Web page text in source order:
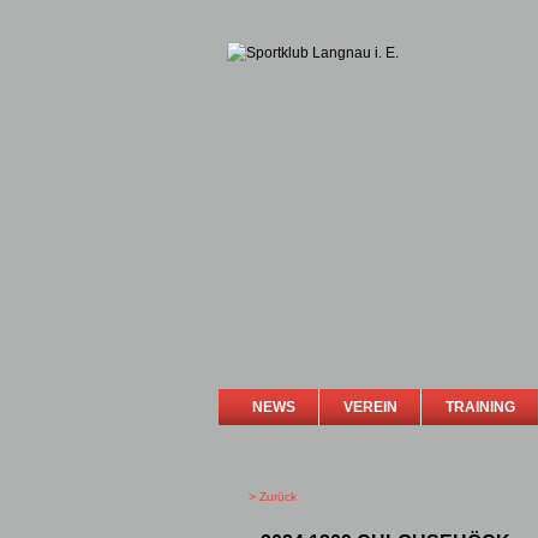
NEWS VEREIN TRAINING
> Zurück